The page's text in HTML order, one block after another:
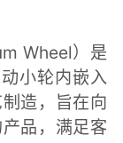
Wheel）是
小轮内嵌入
造，旨在向
品，满足客